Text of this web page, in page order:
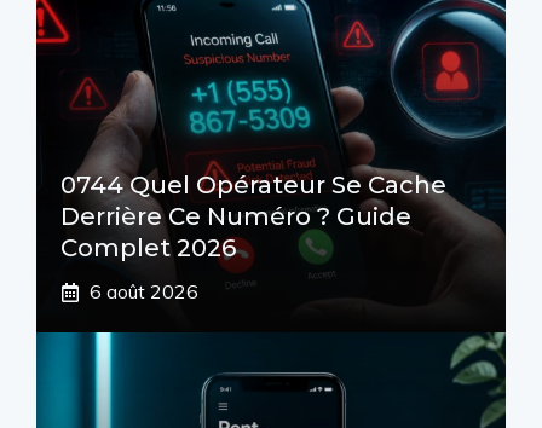
0744 Quel Opérateur Se Cache
Derrière Ce Numéro ? Guide
Complet 2026
6 août 2026